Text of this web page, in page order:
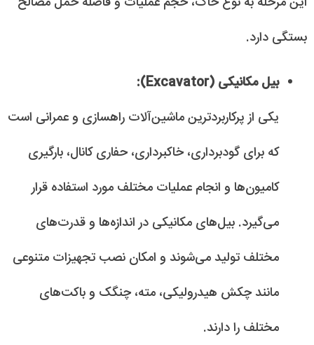
بستگی دارد.
بیل مکانیکی (Excavator):
یکی از پرکاربردترین ماشین‌آلات راهسازی و عمرانی است
که برای گودبرداری، خاکبرداری، حفاری کانال، بارگیری
کامیون‌ها و انجام عملیات مختلف مورد استفاده قرار
می‌گیرد. بیل‌های مکانیکی در اندازه‌ها و قدرت‌های
مختلف تولید می‌شوند و امکان نصب تجهیزات متنوعی
مانند چکش هیدرولیکی، مته، چنگک و باکت‌های
مختلف را دارند.